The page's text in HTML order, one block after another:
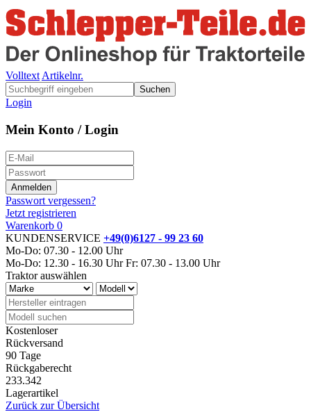
Volltext Artikelnr.
Suchen
Login
Mein Konto / Login
Passwort vergessen?
Jetzt registrieren
Warenkorb 0
KUNDENSERVICE +49(0)6127 - 99 23 60
Mo-Do: 07.30 - 12.00 Uhr
Mo-Do: 12.30 - 16.30 Uhr Fr: 07.30 - 13.00 Uhr
Traktor auswählen
Kostenloser
Rückversand
90 Tage
Rückgaberecht
233.342
Lagerartikel
Zurück zur Übersicht